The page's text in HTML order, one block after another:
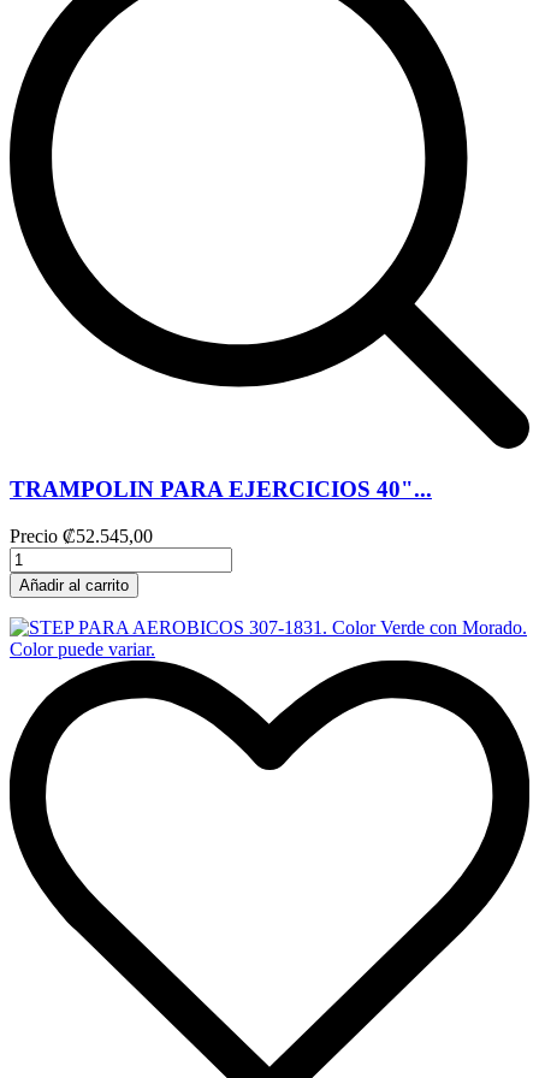
TRAMPOLIN PARA EJERCICIOS 40"...
Precio ₡52.545,00
Añadir al carrito